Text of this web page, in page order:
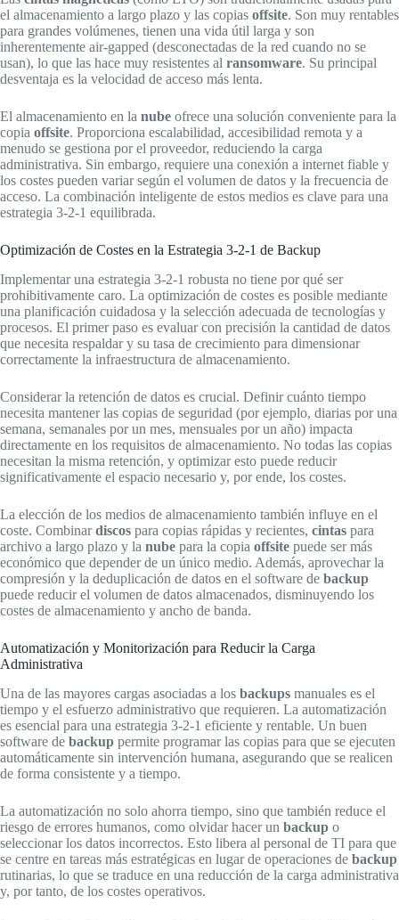
el almacenamiento a largo plazo y las copias offsite. Son muy rentables
para grandes volúmenes, tienen una vida útil larga y son
inherentemente air-gapped (desconectadas de la red cuando no se
usan), lo que las hace muy resistentes al ransomware. Su principal
desventaja es la velocidad de acceso más lenta.
El almacenamiento en la nube ofrece una solución conveniente para la
copia offsite. Proporciona escalabilidad, accesibilidad remota y a
menudo se gestiona por el proveedor, reduciendo la carga
administrativa. Sin embargo, requiere una conexión a internet fiable y
los costes pueden variar según el volumen de datos y la frecuencia de
acceso. La combinación inteligente de estos medios es clave para una
estrategia 3-2-1 equilibrada.
Optimización de Costes en la Estrategia 3-2-1 de Backup
Implementar una estrategia 3-2-1 robusta no tiene por qué ser
prohibitivamente caro. La optimización de costes es posible mediante
una planificación cuidadosa y la selección adecuada de tecnologías y
procesos. El primer paso es evaluar con precisión la cantidad de datos
que necesita respaldar y su tasa de crecimiento para dimensionar
correctamente la infraestructura de almacenamiento.
Considerar la retención de datos es crucial. Definir cuánto tiempo
necesita mantener las copias de seguridad (por ejemplo, diarias por una
semana, semanales por un mes, mensuales por un año) impacta
directamente en los requisitos de almacenamiento. No todas las copias
necesitan la misma retención, y optimizar esto puede reducir
significativamente el espacio necesario y, por ende, los costes.
La elección de los medios de almacenamiento también influye en el
coste. Combinardiscos para copias rápidas y recientes, cintas para
archivo a largo plazo y la nube para la copia offsite puede ser más
económico que depender de un único medio. Además, aprovechar la
compresión y la deduplicación de datos en el software de backup
puede reducir el volumen de datos almacenados, disminuyendo los
costes de almacenamiento y ancho de banda.
Automatización y Monitorización para Reducir la Carga
Administrativa
Una de las mayores cargas asociadas a los backups manuales es el
tiempo y el esfuerzo administrativo que requieren. La automatización
es esencial para una estrategia 3-2-1 eficiente y rentable. Un buen
software de backup permite programar las copias para que se ejecuten
automáticamente sin intervención humana, asegurando que se realicen
de forma consistente y a tiempo.
La automatización no solo ahorra tiempo, sino que también reduce el
riesgo de errores humanos, como olvidar hacer un backup o
seleccionar los datos incorrectos. Esto libera al personal de TI para que
se centre en tareas más estratégicas en lugar de operaciones de backup
rutinarias, lo que se traduce en una reducción de la carga administrativa
y, por tanto, de los costes operativos.